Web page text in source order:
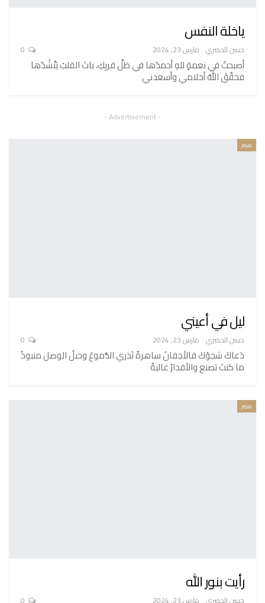
ياخلة النفس
حسن الحضري مارس 23, 2024
أصبحتُ في نعمةٍ للهِ أحمدُها في ظلِّ قربِكِ، باتَ القلبُ يَنْشُدُها
فحقَّقَ اللهُ أحلامي وأسعدني
- Advertisement -
مصر
ليل في أعيني
حسن الحضري مارس 23, 2024
دَعاكَ شجوُكَ فالأجفانُ ساهرةٌ تَذري الدُّموعَ وحبلُ الوصل منبوذُ
ما كنتَ تصنع والأقدارُ غالبةٌ
مصر
رأيت بنور الله